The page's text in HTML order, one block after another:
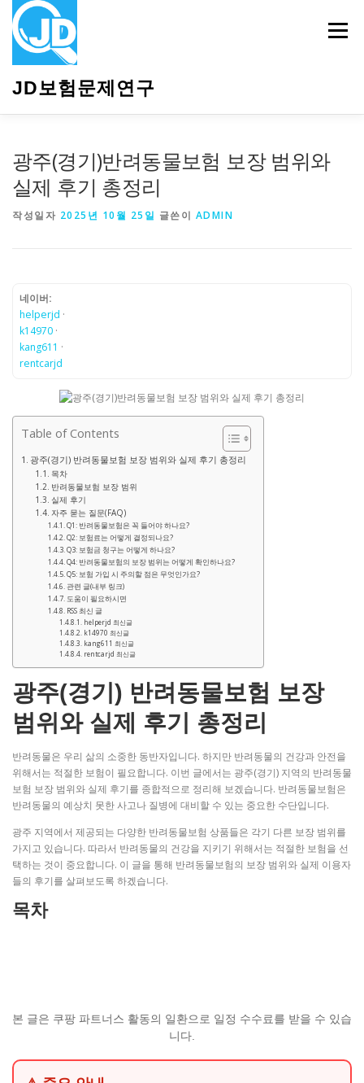
JD보험문제연구
메뉴
광주(경기)반려동물보험 보장 범위와
실제 후기 총정리
작성일자 2025년 10월 25일 글쓴이 ADMIN
네이버:
helperjd ·
k14970 ·
kang611 ·
rentcarjd
Table of Contents
광주(경기) 반려동물보험 보장 범위와 실제 후기 총정리
목차
반려동물보험 보장 범위
실제 후기
자주 묻는 질문(FAQ)
Q1: 반려동물보험은 꼭 들어야 하나요?
Q2: 보험료는 어떻게 결정되나요?
Q3: 보험금 청구는 어떻게 하나요?
Q4: 반려동물보험의 보장 범위는 어떻게 확인하나요?
Q5: 보험 가입 시 주의할 점은 무엇인가요?
관련 글(내부 링크)
도움이 필요하시면
RSS 최신 글
helperjd 최신글
k14970 최신글
kang611 최신글
rentcarjd 최신글
광주(경기) 반려동물보험 보장
범위와 실제 후기 총정리
반려동물은 우리 삶의 소중한 동반자입니다. 하지만 반려동물의 건강과 안전을
위해서는 적절한 보험이 필요합니다. 이번 글에서는 광주(경기) 지역의 반려동물
보험 보장 범위와 실제 후기를 종합적으로 정리해 보겠습니다. 반려동물보험은
반려동물의 예상치 못한 사고나 질병에 대비할 수 있는 중요한 수단입니다.
광주 지역에서 제공되는 다양한 반려동물보험 상품들은 각기 다른 보장 범위를
가지고 있습니다. 따라서 반려동물의 건강을 지키기 위해서는 적절한 보험을 선
택하는 것이 중요합니다. 이 글을 통해 반려동물보험의 보장 범위와 실제 이용자
들의 후기를 살펴보도록 하겠습니다.
목차
본 글은 쿠팡 파트너스 활동의 일환으로 일정 수수료를 받을 수 있습
니다.